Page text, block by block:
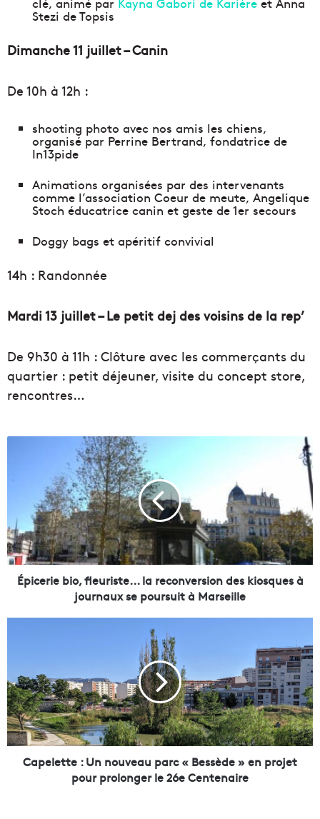
Stezi de Topsis
Dimanche 11 juillet – Canin
De 10h à 12h :
shooting photo avec nos amis les chiens,
organisé par Perrine Bertrand, fondatrice de
In13pide
Animations organisées par des intervenants
comme l’association Coeur de meute, Angelique
Stoch éducatrice canin et geste de 1er secours
Doggy bags et apéritif convivial
14h : Randonnée
Mardi 13 juillet – Le petit dej des voisins de la rep’
De 9h30 à 11h : Clôture avec les commerçants du
quartier : petit déjeuner, visite du concept store,
rencontres…
i
e
b
r
i
s
t
e
Épicerie bio, fleuriste... la reconversion des kiosques à
journaux se poursuit à Marseille
l
e
t
t
e
Capelette : Un nouveau parc « Bessède » en projet
pour prolonger le 26e Centenaire